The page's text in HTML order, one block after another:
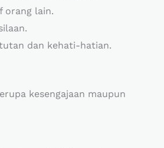
orang lain.
dan kehati-hatian.
kesengajaan maupun